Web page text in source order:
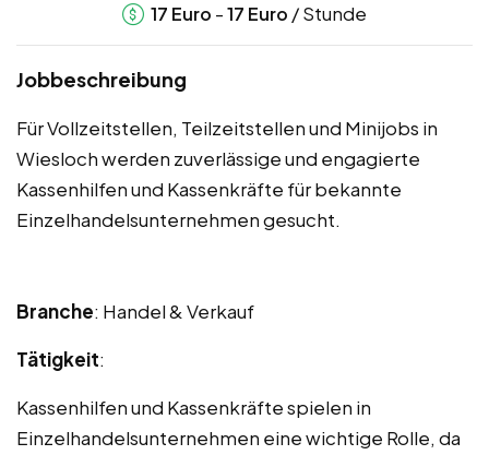
17 Euro -17 Euro / Stunde
Jobbeschreibung
Für Vollzeitstellen, Teilzeitstellen und Minijobs in
Wiesloch werden zuverlässige und engagierte
Kassenhilfen und Kassenkräfte für bekannte
Einzelhandelsunternehmen gesucht.
Branche: Handel & Verkauf
Tätigkeit:
Kassenhilfen und Kassenkräfte spielen in
Einzelhandelsunternehmen eine wichtige Rolle, da